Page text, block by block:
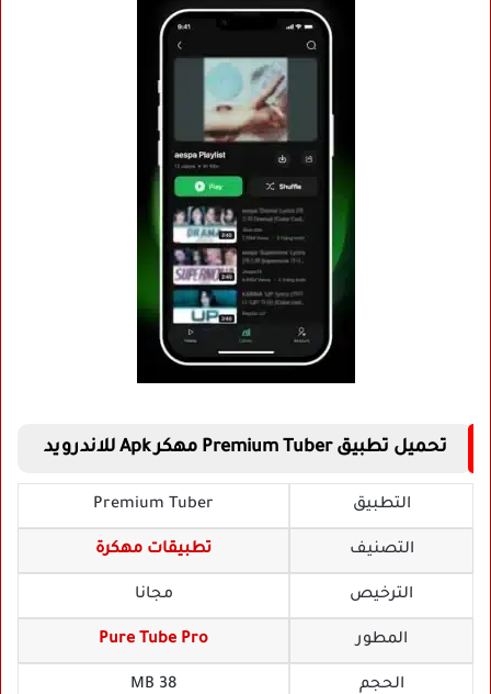
تحميل تطبيق Premium Tuber مهكر Apk للاندرويد
التطبيق Premium Tuber
التصنيف تطبيقات مهكرة
الترخيص مجانا
المطور Pure Tube Pro
الحجم 38 MB